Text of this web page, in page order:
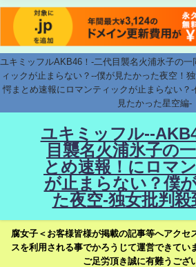
ユキミッフルAKB46！-二代目襲名火浦氷子の
ィックが止まらない？--僕が見たかった夜空！
愕まとめ速報にロマンティックが止まらない？
見たかった星空編-
ユキミッフル--
目襲名火浦氷子の
とめ速報！にロマ
が止まらない？僕
た夜空-独女批判殺
腐女子＜お客様皆様が掲載の記事等へアクセ
スを利用される事でかろうじて運営できてい
ご足労頂き誠に有難うござ